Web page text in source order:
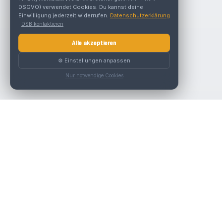
DSGVO) verwendet Cookies. Du kannst deine
Einwilligung jederzeit widerrufen. Datenschutzerklärung
· DSB kontaktieren
Alle akzeptieren
⚙️ Einstellungen anpassen
Nur notwendige Cookies